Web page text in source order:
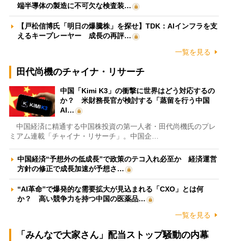
端半導体の製造に不可欠な検査装…
【戸松信博氏「明日の爆騰株」を探せ】TDK：AIインフラを支
えるキープレーヤー 成長の再評…
一覧を見る
田代尚機のチャイナ・リサーチ
中国「Kimi K3」の衝撃に世界はどう対応するの
か？ 米財務長官が検討する「蒸留を行う中国
AI…
中国経済に精通する中国株投資の第一人者・田代尚機氏のプレ
ミアム連載「チャイナ・リサーチ」。中国企…
中国経済“予想外の低成長”で政策のテコ入れ必至か 経済運営
方針の修正で成長加速が予想さ…
“AI革命”で爆発的な需要拡大が見込まれる「CXO」とは何
か？ 高い競争力を持つ中国の医薬品…
一覧を見る
「みんなで大家さん」配当ストップ騒動の内幕